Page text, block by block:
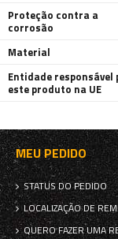
Proteção contra a
corrosão
Material
Entidade responsável
este produto na UE
MEU PEDIDO
STATUS DO PEDIDO
LOCALIZAÇÃO DE
QUERO FAZER UMA